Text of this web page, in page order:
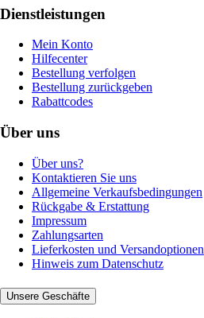
Dienstleistungen
Mein Konto
Hilfecenter
Bestellung verfolgen
Bestellung zurückgeben
Rabattcodes
Über uns
Über uns?
Kontaktieren Sie uns
Allgemeine Verkaufsbedingungen
Rückgabe & Erstattung
Impressum
Zahlungsarten
Lieferkosten und Versandoptionen
Hinweis zum Datenschutz
Unsere Geschäfte